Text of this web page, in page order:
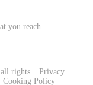
you reach
rights. | Privacy
Cooking Policy